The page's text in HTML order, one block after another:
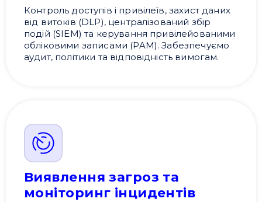
Контроль доступів і привілеїв, захист даних
від витоків (DLP), централізований збір
подій (SIEM) та керування привілейованими
обліковими записами (PAM). Забезпечуємо
аудит, політики та відповідність вимогам.
Виявлення загроз та
моніторинг інцидентів